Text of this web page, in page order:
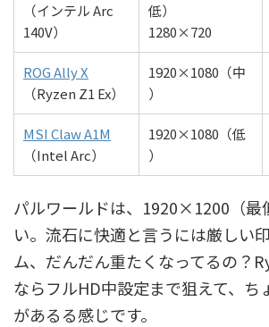
（インテル Arc
140V）
低）
1280×720
ROG Ally X
（Ryzen Z1 Ex）
1920×1080（中
）
MSI Claw A1M
（Intel Arc）
1920×1080（低
）
パルワールドは、1920×1200（最
い。流石に快適と言うには厳しい
ム、だんだん重たくなってるの？
ならフルHD中設定まで狙えて、ち
があるる感じです。